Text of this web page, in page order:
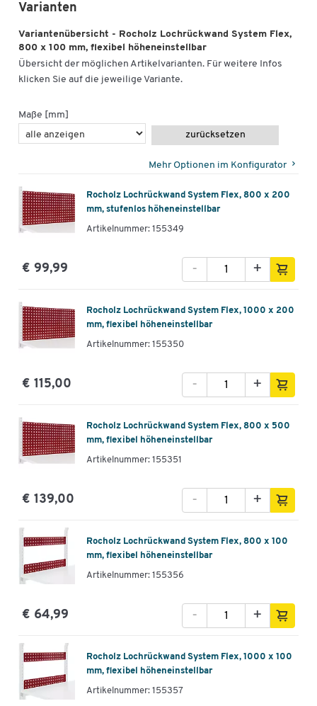
Varianten
Variantenübersicht - Rocholz Lochrückwand System Flex,
800 x 100 mm, flexibel höheneinstellbar
Übersicht der möglichen Artikelvarianten. Für weitere Infos
klicken Sie auf die jeweilige Variante.
Maße [mm]
zurücksetzen
Mehr Optionen im Konfigurator
Rocholz Lochrückwand System Flex, 800 x 200
mm, stufenlos höheneinstellbar
Artikelnummer: 155349
€ 99,99 +
-
Rocholz Lochrückwand System Flex, 1000 x 200
mm, flexibel höheneinstellbar
Artikelnummer: 155350
€ 115,00 +
-
Rocholz Lochrückwand System Flex, 800 x 500
mm, flexibel höheneinstellbar
Artikelnummer: 155351
€ 139,00 +
-
Rocholz Lochrückwand System Flex, 800 x 100
mm, flexibel höheneinstellbar
Artikelnummer: 155356
€ 64,99 +
-
Rocholz Lochrückwand System Flex, 1000 x 100
mm, flexibel höheneinstellbar
Artikelnummer: 155357